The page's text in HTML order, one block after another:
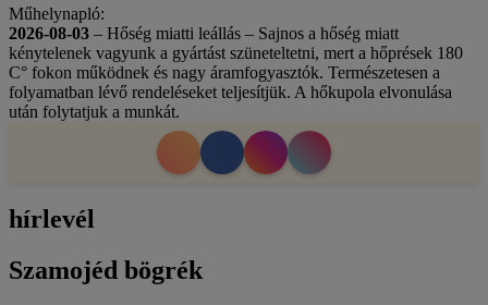
Műhelynapló:
2026-08-03 – Hőség miatti leállás – Sajnos a hőség miatt
kénytelenek vagyunk a gyártást szüneteltetni, mert a hőprések 180
C° fokon működnek és nagy áramfogyasztók. Természetesen a
folyamatban lévő rendeléseket teljesítjük. A hőkupola elvonulása
után folytatjuk a munkát.
hírlevél
Szamojéd bögrék